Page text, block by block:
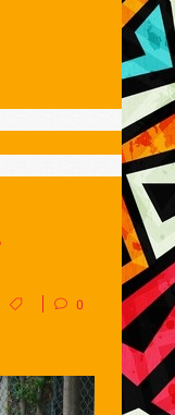
0